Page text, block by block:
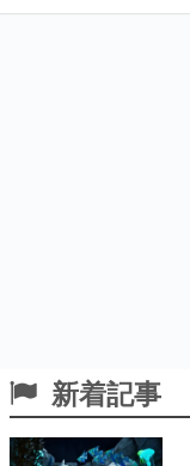
新着記事